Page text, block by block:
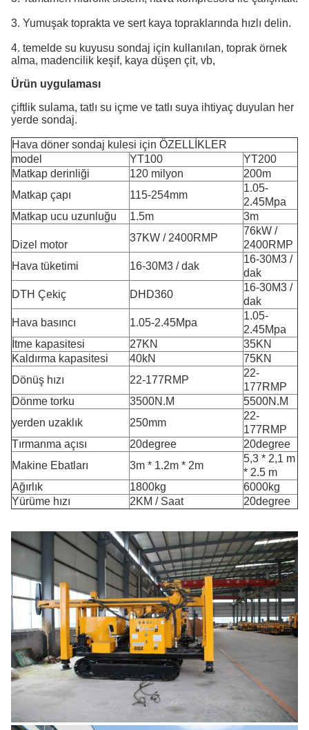
3. Yumuşak toprakta ve sert kaya topraklarında hızlı delin.
4. temelde su kuyusu sondaj için kullanılan, toprak örnek
alma, madencilik keşif, kaya düşen çit, vb,
Ürün uygulaması
çiftlik sulama, tatlı su içme ve tatlı suya ihtiyaç duyulan her
yerde sondaj.
Hava döner sondaj kulesi için ÖZELLİKLER
model
YT100
YT200
Matkap derinliği
120 milyon
200m
Matkap çapı
115-254mm
1.05-
2.45Mpa
Matkap ucu uzunluğu
1.5m 3m
Dizel motor
37KW / 2400RMP
76kW /
2400RMP
Hava tüketimi
16-30M3 / dak
16-30M3 /
dak
DTH Çekiç
DHD360
16-30M3 /
dak
Hava basıncı
1.05-2.45Mpa
1.05-
2.45Mpa
İtme kapasitesi
27KN
35KN
Kaldırma kapasitesi
40kN
75KN
Dönüş hızı
22-177RMP
22-
177RMP
Dönme torku
3500N.M
5500N.M
yerden uzaklık
250mm
22-
177RMP
Tırmanma açısı
20degree
20degree
Makine Ebatları
3m * 1.2m * 2m
5,3 * 2,1 m
* 2.5 m
Ağırlık
1800kg
6000kg
Yürüme hızı
2KM / Saat 20degree